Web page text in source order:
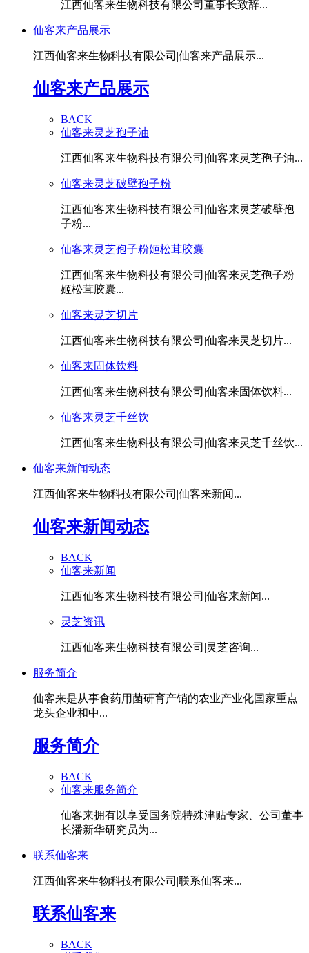
江西仙客来生物科技有限公司董事长致辞...
仙客来产品展示
江西仙客来生物科技有限公司|仙客来产品展示...
仙客来产品展示
BACK
仙客来灵芝孢子油
江西仙客来生物科技有限公司|仙客来灵芝孢子油...
仙客来灵芝破壁孢子粉
江西仙客来生物科技有限公司|仙客来灵芝破壁孢
子粉...
仙客来灵芝孢子粉姬松茸胶囊
江西仙客来生物科技有限公司|仙客来灵芝孢子粉
姬松茸胶囊...
仙客来灵芝切片
江西仙客来生物科技有限公司|仙客来灵芝切片...
仙客来固体饮料
江西仙客来生物科技有限公司|仙客来固体饮料...
仙客来灵芝千丝饮
江西仙客来生物科技有限公司|仙客来灵芝千丝饮...
仙客来新闻动态
江西仙客来生物科技有限公司|仙客来新闻...
仙客来新闻动态
BACK
仙客来新闻
江西仙客来生物科技有限公司|仙客来新闻...
灵芝资讯
江西仙客来生物科技有限公司|灵芝咨询...
服务简介
仙客来是从事食药用菌研育产销的农业产业化国家重点
龙头企业和中...
服务简介
BACK
仙客来服务简介
仙客来拥有以享受国务院特殊津贴专家、公司董事
长潘新华研究员为...
联系仙客来
江西仙客来生物科技有限公司|联系仙客来...
联系仙客来
BACK